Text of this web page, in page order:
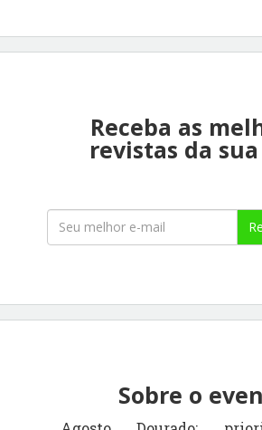
Receba as
revistas da
Sobre o